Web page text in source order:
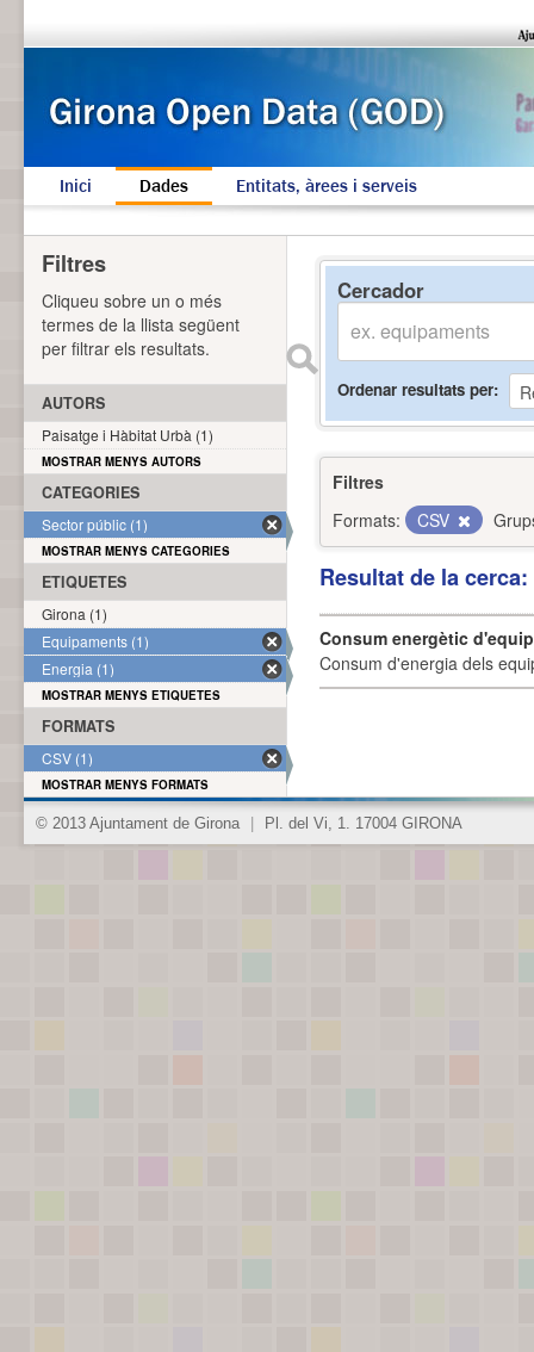
Inici Dades Entitats, àrees i serveis
Cercador
Ordenar resultats per
Filtres
Formats:
CSV
Resultat de la
Consum energètic
Consum d'energia dels
Filtres
Cliqueu sobre un o més
termes de la llista següent
per filtrar els resultats.
AUTORS
Paisatge i Hàbitat Urbà (1)
MOSTRAR MENYS AUTORS
CATEGORIES
Sector públic (1)
MOSTRAR MENYS CATEGORIES
ETIQUETES
Girona (1)
Equipaments (1)
Energia (1)
MOSTRAR MENYS ETIQUETES
FORMATS
CSV (1)
MOSTRAR MENYS FORMATS
© 2013 Ajuntament de Girona Pl. del Vi, 1. 17004 GIRONA